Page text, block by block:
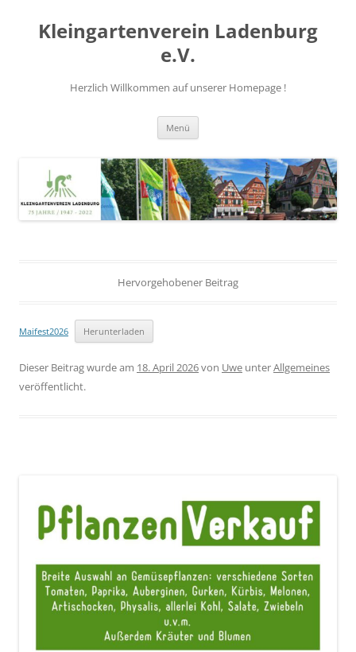
springen
Kleingartenverein Ladenburg
e.V.
Herzlich Willkommen auf unserer Homepage !
Menü
Hervorgehobener Beitrag
Maifest2026 Herunterladen
Dieser Beitrag wurde am 18. April 2026von Uwe unterAllgemeines
veröffentlicht.